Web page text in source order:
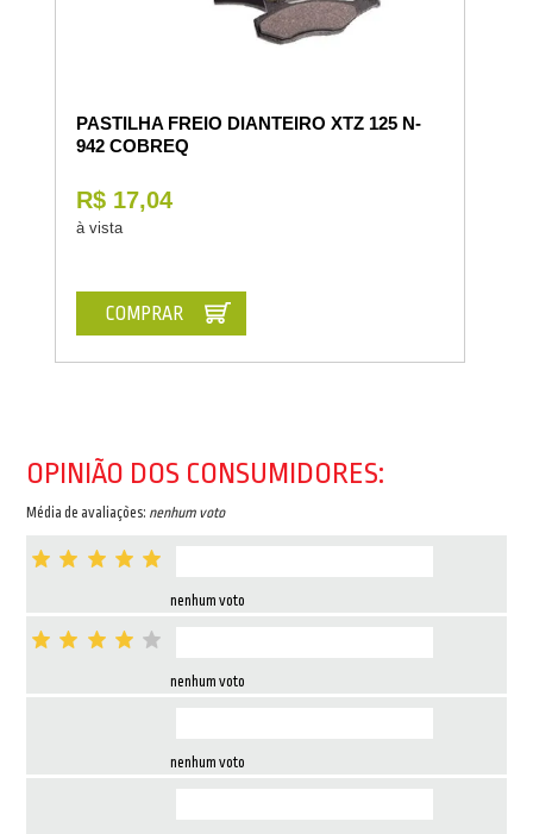
PASTILHA FREIO DIANTEIRO XTZ 125 N-
942 COBREQ
R$ 17,04
à vista
COMPRAR
OPINIÃO DOS CONSUMIDORES:
Média de avaliações: nenhum voto
nenhum voto
nenhum voto
nenhum voto